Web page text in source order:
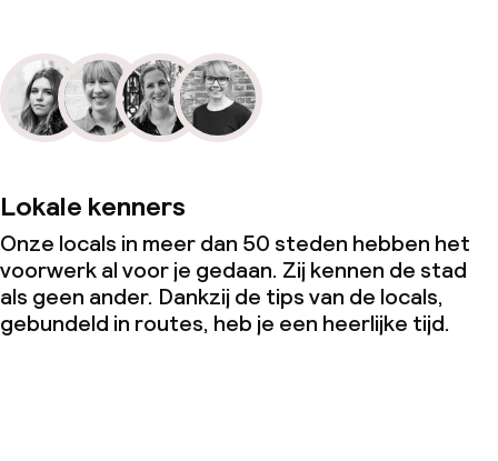
Lokale kenners
Onze locals in meer dan 50 steden hebben het
voorwerk al voor je gedaan. Zij kennen de stad
als geen ander. Dankzij de tips van de locals,
gebundeld in routes, heb je een heerlijke tijd.